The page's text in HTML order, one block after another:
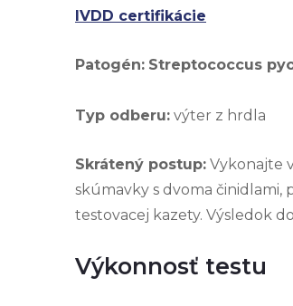
IVDD certifikácie
Patogén: Streptococcus
Typ odberu: výter z hrdla
Skrátený postup: Vykonajte
skúmavky s dvoma činidlami,
testovacej kazety. Výsledok
Výkonnosť testu